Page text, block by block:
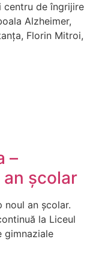
centru de îngrijire
Alzheimer,
Florin Mitroi,
–
școlar
noul an școlar.
la Liceul
gimnaziale